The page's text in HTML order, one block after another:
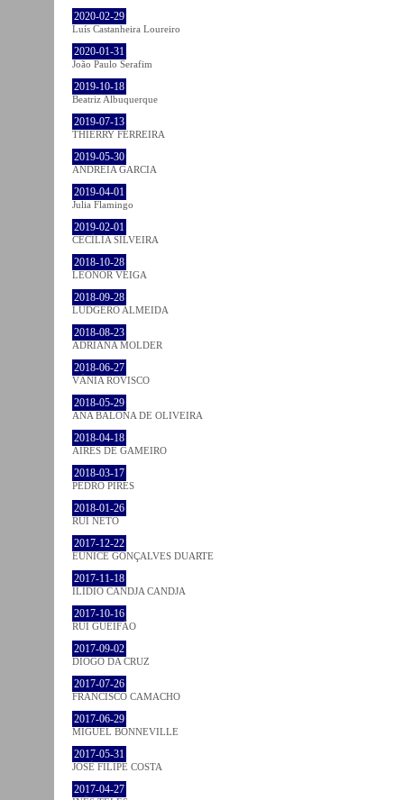
2020-02-29
Luís Castanheira Loureiro
2020-01-31
João Paulo Serafim
2019-10-18
Beatriz Albuquerque
2019-07-13
THIERRY FERREIRA
2019-05-30
ANDREIA GARCIA
2019-04-01
Julia Flamingo
2019-02-01
CECÍLIA SILVEIRA
2018-10-28
LEONOR VEIGA
2018-09-28
LUDGERO ALMEIDA
2018-08-23
ADRIANA MOLDER
2018-06-27
VÂNIA ROVISCO
2018-05-29
ANA BALONA DE OLIVEIRA
2018-04-18
AIRES DE GAMEIRO
2018-03-17
PEDRO PIRES
2018-01-26
RUI NETO
2017-12-22
EUNICE GONÇALVES DUARTE
2017-11-18
ILIDIO CANDJA CANDJA
2017-10-16
RUI GUEIFÃO
2017-09-02
DIOGO DA CRUZ
2017-07-26
FRANCISCO CAMACHO
2017-06-29
MIGUEL BONNEVILLE
2017-05-31
JOSÉ FILIPE COSTA
2017-04-27